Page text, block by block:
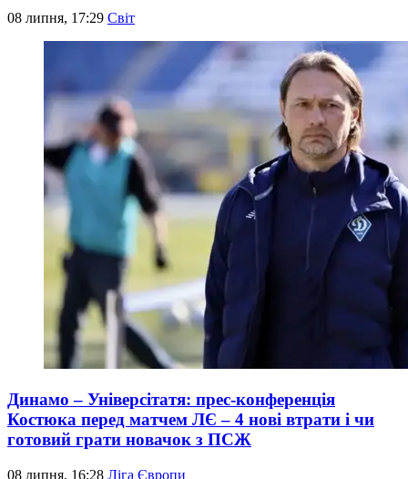
08 липня, 17:29 Світ
Динамо – Універсітатя: прес-конференція
Костюка перед матчем ЛЄ – 4 нові втрати і чи
готовий грати новачок з ПСЖ
08 липня, 16:28 Ліга Європи